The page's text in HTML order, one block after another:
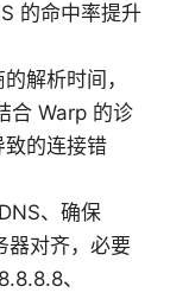
的命中率提升
解析时间，
合 Warp 的诊
致的连接错
、确保
器对齐，必要
、